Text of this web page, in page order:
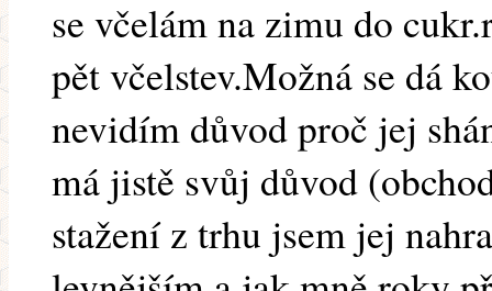
se včelám na zimu do
pět včelstev.Možná se dá
nevidím důvod proč jej
má jistě svůj důvod
stažení z trhu jsem jej